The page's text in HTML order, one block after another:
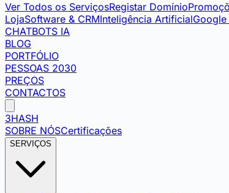
Ver Todos os ServiçosRegistar Domínio
LojaSoftware & CRMInteligência Artificial
CHATBOTS IA
BLOG
PORTFÓLIO
PESSOAS 2030
PREÇOS
CONTACTOS
3HASH
SOBRE NÓSCertificações
SERVIÇOS